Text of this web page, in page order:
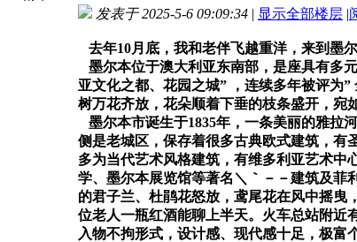
发表于 2025-5-6 09:09:34 | 显示全部楼层 |
去年10月底，我和老伴飞越重洋，来到墨尔
墨尔本位于澳大利亚东南部，是座具有多
亚文化之都、花园之城” ，连续多年被评为”
树万花齐放，花朵顺着下垂的枝条盛开，宛
墨尔本市诞生于1835年，一条美丽的雅拉
侧是老城区，保存着很多古典欧式建筑，有
多为当代艺术风格建筑，有维多利亚艺术中
学、墨尔本展览馆等著名＼｀－－建筑及菲
的君子兰、杜鹃花怒放，鸢尾花在风中摇曳
位老人一瓶红酒能聊上半天。火车总站附近
入物不拘形式，设计感、现代感十足，极